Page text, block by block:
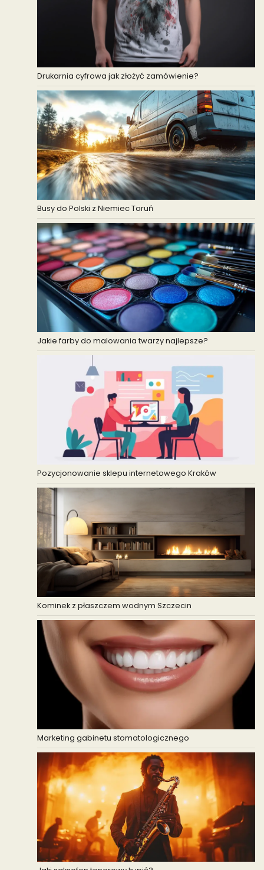
Drukarnia cyfrowa jak złożyć zamówienie?
Busy do Polski z Niemiec Toruń
Jakie farby do malowania twarzy najlepsze?
Pozycjonowanie sklepu internetowego Kraków
Kominek z płaszczem wodnym Szczecin
Marketing gabinetu stomatologicznego